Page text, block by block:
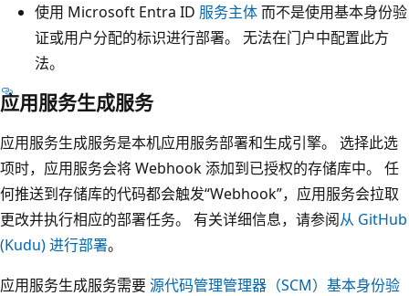
使用 Microsoft Entra ID 服务主体而不是使用基本身份验
证或用户分配的标识进行部署。 无法在门户中配置此方
法。
应用服务生成服务
应用服务生成服务是本机应用服务部署和生成引擎。 选择此选
项时，应用服务会将 Webhook 添加到已授权的存储库中。 任
何推送到存储库的代码都会触发“Webhook”，应用服务会拉取
更改并执行相应的部署任务。 有关详细信息，请参阅从 GitHub
(Kudu) 进行部署。
应用服务生成服务需要源代码管理管理器（SCM）基本身份验